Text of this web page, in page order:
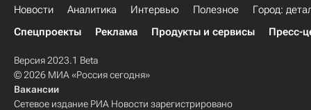
Новости Аналитика Интервью Полезное
Город:
Спецпроекты
Реклама Продукты и сервисы Пресс-
Версия 2023.1 Beta
© 2026 МИА «Россия сегодня»
Вакансии
Сетевое издание РИА Новости зарегистрировано